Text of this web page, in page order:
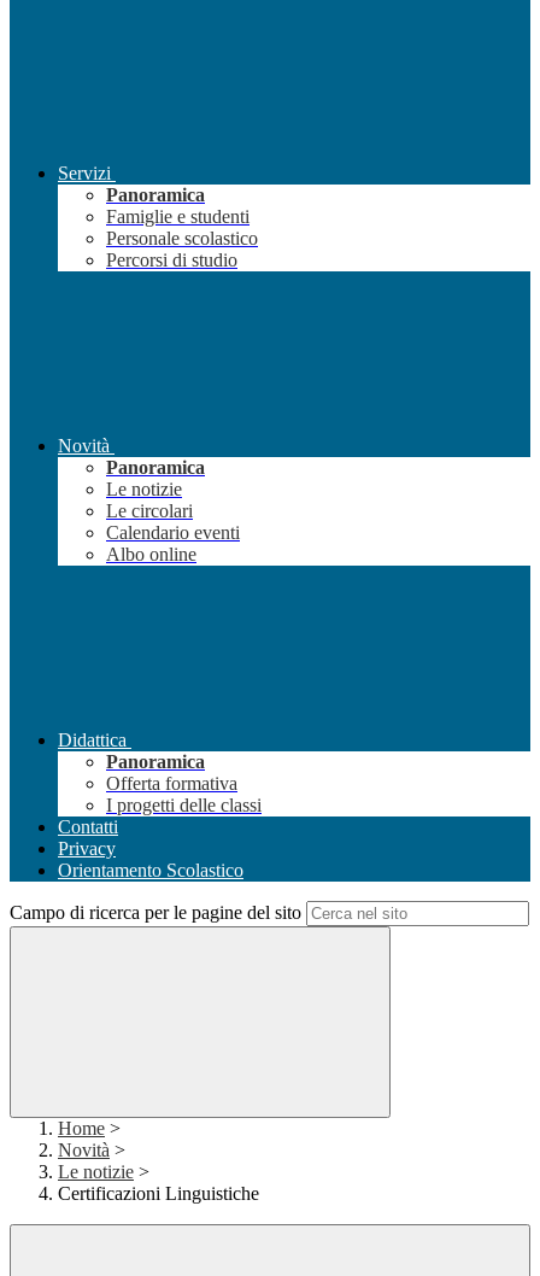
Servizi
Panoramica
Famiglie e studenti
Personale scolastico
Percorsi di studio
Novità
Panoramica
Le notizie
Le circolari
Calendario eventi
Albo online
Didattica
Panoramica
Offerta formativa
I progetti delle classi
Contatti
Privacy
Orientamento Scolastico
Campo di ricerca per le pagine del sito
Home >
Novità >
Le notizie >
Certificazioni Linguistiche